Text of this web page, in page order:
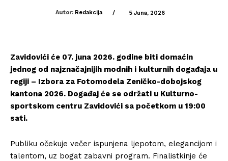
Autor: Redakcija / 5 Juna, 2026
Zavidovići će 07. juna 2026. godine biti domaćin
jednog od najznačajnijih modnih i kulturnih događaja u
regiji – Izbora za Fotomodela Zeničko-dobojskog
kantona 2026. Događaj će se održati u Kulturno-
sportskom centru Zavidovići sa početkom u 19:00
sati.
Publiku očekuje večer ispunjena ljepotom, elegancijom i
talentom, uz bogat zabavni program. Finalistkinje će